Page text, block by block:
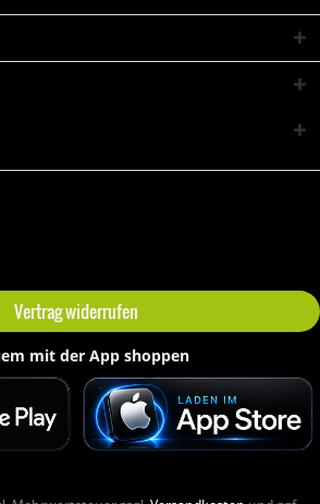
Vertrag widerrufen
mit der App shoppen